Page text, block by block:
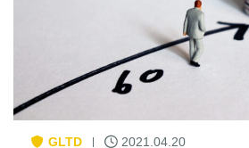
GLTD 2021.04.20